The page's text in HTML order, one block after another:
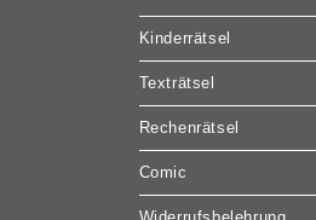
Kinderrätsel
Texträtsel
Rechenrätsel
Comic